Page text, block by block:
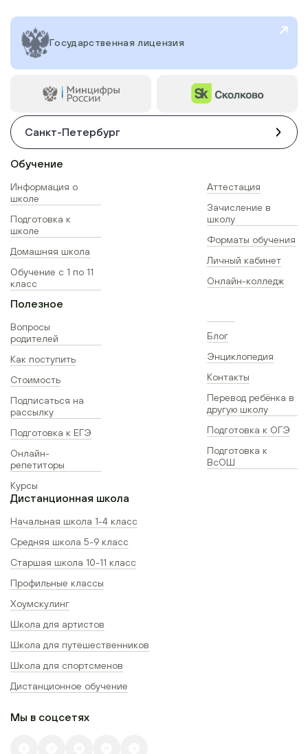
Государственная лицензия
Санкт-Петербург
Обучение
Информация о
школе
Подготовка к
школе
Домашняя школа
Обучение с 1 по 11
класс
Аттестация
Зачисление в
школу
Форматы обучения
Личный кабинет
Онлайн-колледж
Полезное
Вопросы
родителей
Как поступить
Стоимость
Подписаться на
рассылку
Подготовка к ЕГЭ
Онлайн-
репетиторы
Курсы
Блог
Энциклопедия
Контакты
Перевод ребёнка в
другую школу
Подготовка к ОГЭ
Подготовка к
ВсОШ
Дистанционная школа
Начальная школа 1-4 класс
Средняя школа 5-9 класс
Старшая школа 10-11 класс
Профильные классы
Хоумскулинг
Школа для артистов
Школа для путешественников
Школа для спортсменов
Дистанционное обучение
Мы в соцсетях